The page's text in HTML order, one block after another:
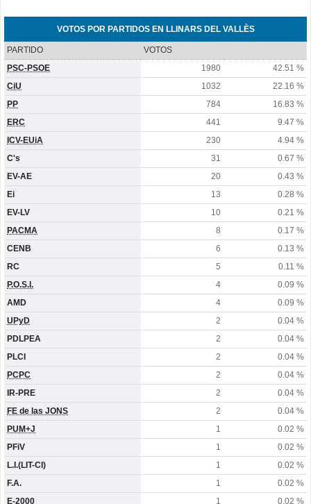
VOTOS POR PARTIDOS EN LLINARS DEL VALLÈS
PARTIDO
VOTOS
PSC-PSOE
1980
42.51 %
CiU
1032
22.16 %
PP
784
16.83 %
ERC
441
9.47 %
ICV-EUiA
230
4.94 %
C's
31
0.67 %
EV-AE
20
0.43 %
Ei
13
0.28 %
EV-LV
10
0.21 %
PACMA
8
0.17 %
CENB
6
0.13 %
RC
5
0.11 %
P.O.S.I.
4
0.09 %
AMD
4
0.09 %
UPyD
2
0.04 %
PDLPEA
2
0.04 %
PLCI
2
0.04 %
PCPC
2
0.04 %
IR-PRE
2
0.04 %
FE de las JONS
2
0.04 %
PUM+J
1
0.02 %
PFiV
1
0.02 %
L.I.(LIT-CI)
1
0.02 %
F.A.
1
0.02 %
E-2000
1
0.02 %